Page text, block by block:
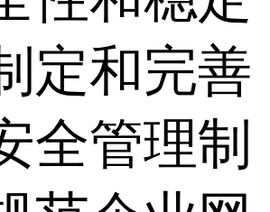
定和完善
全管理制